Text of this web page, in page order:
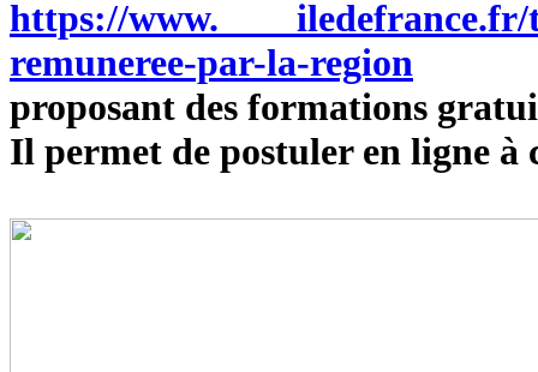
https://www.
remuneree-par-la-region
proposant des formations
Il permet de postuler en ligne à